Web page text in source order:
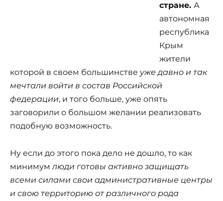
стране. А
автономная
республика
Крым
жители
которой в своем большинстве уже давно и так
мечтали войти в состав Российской
федерации, и того больше, уже опять
заговорили о большом желании реализовать
подобную возможность.
Ну если до этого пока дело не дошло, то как
минимум люди готовы активно защищать
всеми силами свои административные центры
и свою территорию от различного рода